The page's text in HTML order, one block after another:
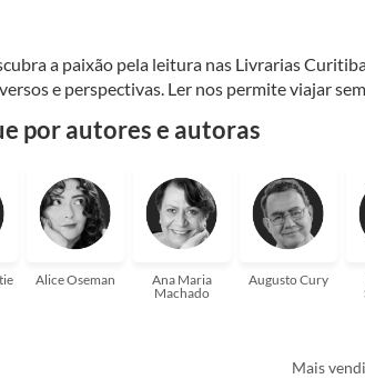
a paixão pela leitura nas Livrarias
e perspectivas. Ler nos permite viajar
aqui para
por autores e autoras
Alice Oseman
Ana Maria
Machado
Augusto Cury
Mais